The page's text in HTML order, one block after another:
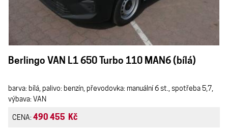
Berlingo VAN L1 650 Turbo 110 MAN6 (bílá)
barva: bílá, palivo: benzín, převodovka: manuální 6 st., spotřeba 5,7,
výbava: VAN
CENA:490 455 Kč